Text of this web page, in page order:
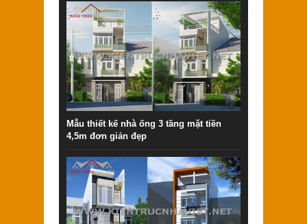
Mẫu thiết kế nhà ống 3 tầng mặt tiền
4,5m đơn giản đẹp